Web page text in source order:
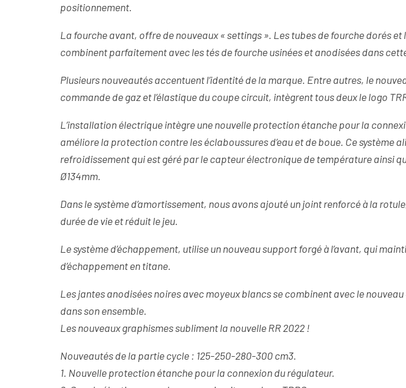
positionnement.
La fourche avant, offre de nouveaux « settings ». Les tubes de fourche dorés et
combinent parfaitement avec les tés de fourche usinées et anodisées dans
Plusieurs nouveautés accentuent l’identité de la marque. Entre autres, le
commande de gaz et l’élastique du coupe circuit, intègrent tous deux le logo
L’installation électrique intègre une nouvelle protection étanche pour la
améliore la protection contre les éclaboussures d’eau et de boue. Ce système
refroidissement qui est géré par le capteur électronique de température ainsi
Ø134mm.
Dans le système d’amortissement, nous avons ajouté un joint renforcé à la
durée de vie et réduit le jeu.
Le système d’échappement, utilise un nouveau support forgé à l’avant, qui
d’échappement en titane.
Les jantes anodisées noires avec moyeux blancs se combinent avec le
dans son ensemble.
Les nouveaux graphismes subliment la nouvelle RR 2022 !
Nouveautés de la partie cycle : 125-250-280-300 cm3.
1. Nouvelle protection étanche pour la connexion du régulateur.